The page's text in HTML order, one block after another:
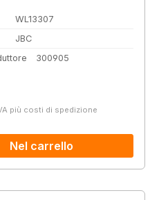
WL13307
JBC
300905
più costi di spedizione
Nel carrello